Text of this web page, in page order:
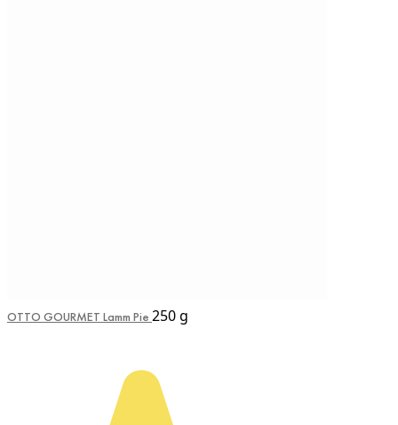
OTTO GOURMET Lamm Pie 250 g